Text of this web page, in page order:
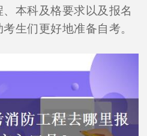
本科及格要求以及报名
生们更好地准备自考。